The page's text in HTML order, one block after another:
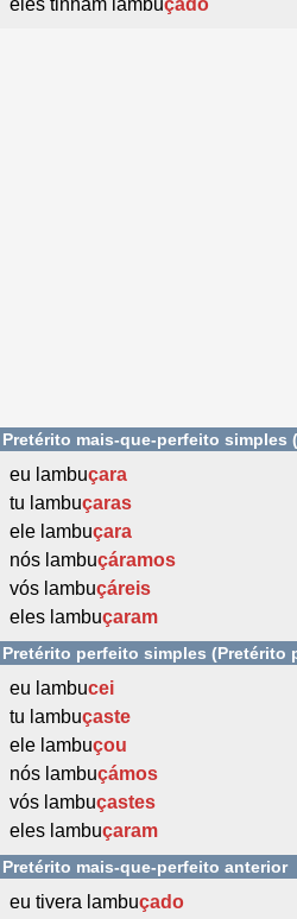
eles tinham lambuçado
Pretérito mais-que-perfeito simples
eu lambuçara
tu lambuçaras
ele lambuçara
nós lambuçáramos
vós lambuçáreis
eles lambuçaram
Pretérito perfeito simples (Pretérito
eu lambucei
tu lambuçaste
ele lambuçou
nós lambuçámos
vós lambuçastes
eles lambuçaram
Pretérito mais-que-perfeito anterior
eu tivera lambuçado